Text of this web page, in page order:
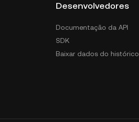
Desenvolvedores
Documentação da API
SDK
Baixar dados do histórico